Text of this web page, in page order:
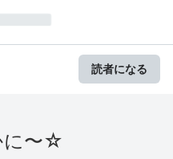
読者になる
に〜☆